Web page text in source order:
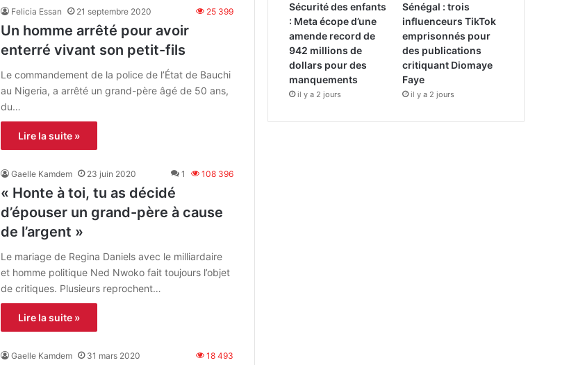
Felicia Essan 21 septembre 2020 25 399
Un homme arrêté pour avoir
enterré vivant son petit-fils
Le commandement de la police de l’État de Bauchi
au Nigeria, a arrêté un grand-père âgé de 50 ans,
du…
Lire la suite »
Gaelle Kamdem 23 juin 2020 1 108 396
« Honte à toi, tu as décidé
d’épouser un grand-père à cause
de l’argent »
Le mariage de Regina Daniels avec le milliardaire
et homme politique Ned Nwoko fait toujours l’objet
de critiques. Plusieurs reprochent…
Lire la suite »
Gaelle Kamdem 31 mars 2020 18 493
Sécurité des enfants
: Meta écope d’une
amende record de
942 millions de
dollars pour des
manquements
il y a 2 jours
Sénégal : trois
influenceurs TikTok
emprisonnés pour
des publications
critiquant Diomaye
Faye
il y a 2 jours